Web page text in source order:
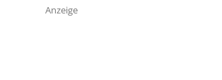
Anzeige